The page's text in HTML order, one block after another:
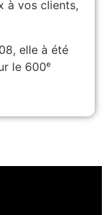
à vos clients,
elle à été
le 600ᵉ